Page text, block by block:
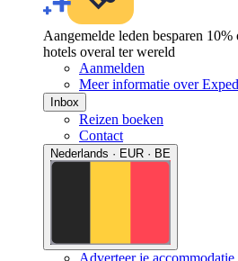
Aangemelde leden besparen
hotels overal ter wereld
Aanmelden
Meer informatie over
Inbox
Reizen boeken
Contact
Nederlands · EUR · BE
Adverteer je accommodatie